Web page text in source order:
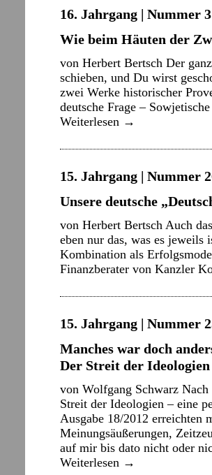
16. Jahrgang | Nummer
Wie beim Häuten der
von Herbert Bertsch Der
schieben, und Du wirst
zwei Werke historischer
deutsche Frage –
Weiterlesen →
15. Jahrgang | Nummer
Unsere deutsche
von Herbert Bertsch Auch
eben nur das, was es jeweils
Kombination als
Finanzberater von Kanzler
15. Jahrgang | Nummer
Manches war doch
Der Streit der
von Wolfgang Schwarz
Streit der Ideologien – eine
Ausgabe 18/2012 erreichten
Meinungsäußerungen,
auf mir bis dato nicht oder
Weiterlesen →